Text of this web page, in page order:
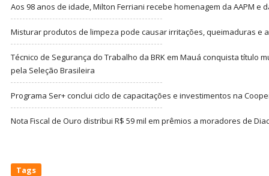
Aos 98 anos de idade, Milton Ferriani recebe homenagem da AAPM e
Misturar produtos de limpeza pode causar irritações, queimaduras e
Técnico de Segurança do Trabalho da BRK em Mauá conquista título
pela Seleção Brasileira
Programa Ser+ conclui ciclo de capacitações e investimentos na
Nota Fiscal de Ouro distribui R$ 59 mil em prêmios a moradores de
Tags